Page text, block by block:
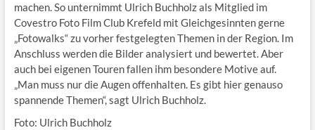
machen. So unternimmt Ulrich Buchholz als Mitglied im
Covestro Foto Film Club Krefeld mit Gleichgesinnten gerne
„Fotowalks“ zu vorher festgelegten Themen in der Region. Im
Anschluss werden die Bilder analysiert und bewertet. Aber
auch bei eigenen Touren fallen ihm besondere Motive auf.
„Man muss nur die Augen offenhalten. Es gibt hier genauso
spannende Themen“, sagt Ulrich Buchholz.
Foto: Ulrich Buchholz